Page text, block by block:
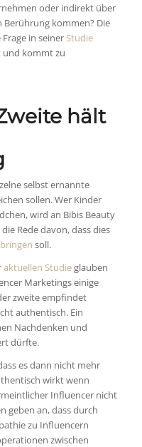
oder indirekt über
kommen? Die
in seiner Studie
kommt zu
hält
selbst ernannte
sollen. Wer Kinder
wird an Bibis Beauty
Rede davon, dass dies
soll.
aktuellen Studieglauben
Marketings einige
zweite empfindet
authentisch. Ein
Nachdenken und
dürfte.
es dann nicht mehr
wirkt wenn
Influencer nicht
geben an, dass durch
zu Influencern
zwischen